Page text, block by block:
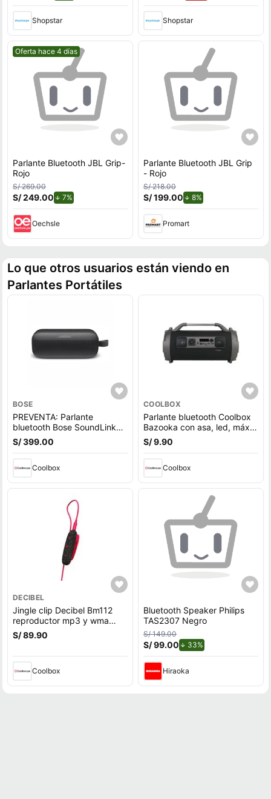
Shopstar Shopstar
Mejor precio.
Oferta hace 4 días
Parlante Bluetooth JBL Grip-
Rojo
S/ 269.00
S/ 249.00 7%
Oechsle
Parlante Bluetooth JBL Grip
- Rojo
S/ 218.00
S/ 199.00 8%de descuento.
Promart
Lo que otros usuarios están viendo en
Parlantes Portátiles
BOSE
PREVENTA: Parlante
bluetooth Bose SoundLink
Flex 1ra Gen, Bluetooth 5.3,
hasta 12h, IP67, batería
agua, negro (reempacado)
S/ 399.00
Coolbox
COOLBOX
Parlante bluetooth Coolbox
Bazooka con asa, led, máx.
2 horas
S/ 9.90
Coolbox
DECIBEL
Jingle clip Decibel Bm112
reproductor mp3 y wma
8gb rojo
S/ 89.90
Coolbox
Bluetooth Speaker Philips
TAS2307 Negro
S/ 149.00
S/ 99.00 33%de descuento.
Hiraoka